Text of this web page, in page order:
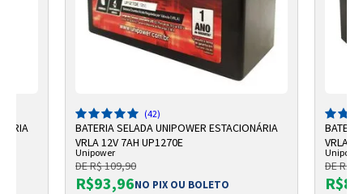
(42)
BATERIA SELADA UNIPOWER ESTACIONÁRIA
VRLA 12V 7AH UP1270E
Unipower
DE R$ 109,90
R$93,96NO PIX OU BOLETO
VRLA
DE R$